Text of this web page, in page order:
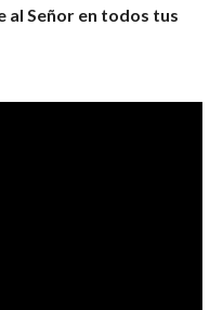
al Señor en todos tus